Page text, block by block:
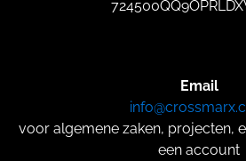
Email
voor algemene zaken, projecten,
een account